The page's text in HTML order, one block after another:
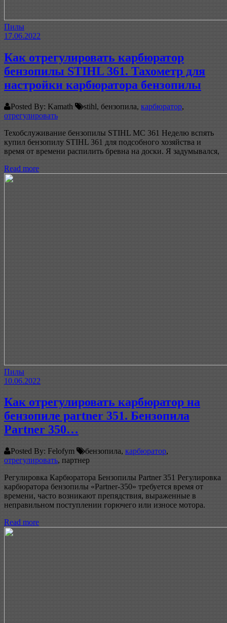
Пилы
17.06.2022
Как отрегулировать карбюратор
бензопилы STIHL 361. Тахометр для
настройки карбюратора бензопилы
Posted By: Kamath stihl, бензопила, карбюратор,
отрегулировать
Техобслуживание бензопилы STIHL МС 361 Неделю вспять
купил бензопилу STIHL 361 для подсобного хозяйства и
время от времени распилить бревна на доски. Я задумывался,
Read more
Пилы
10.06.2022
Как отрегулировать карбюратор на
бензопиле partner 351. Бензопила
Partner 350…
Posted By: Felofym бензопила, карбюратор,
отрегулировать, партнер
Регулировка Карбюратора Бензопилы Partner 351 Регулировка
карбюратора бензопилы «Partner-350» требуется время от
времени, часто возникают препядствия, выраженные в
неправильном поступлении горючего или износе мотора.
Read more